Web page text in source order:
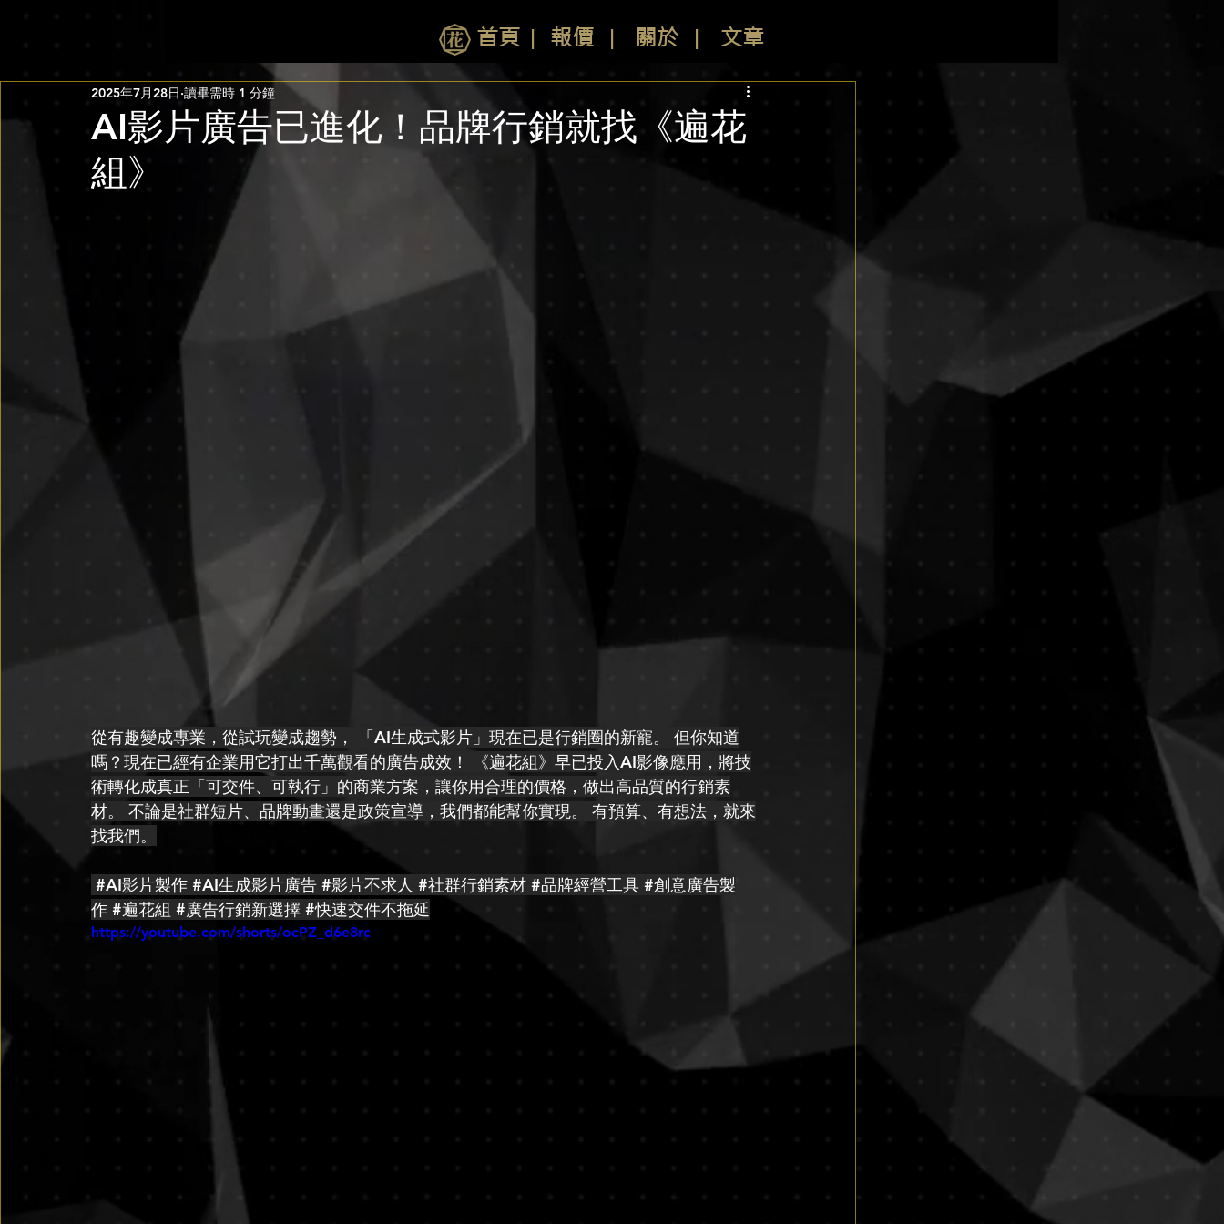
首頁 ∣ 報價 ∣ 關於 ∣ 文章
AI影片廣告已進化！品牌行銷就找《遍花
組》
2025年7月28日 讀畢需時 1 分鐘
從有趣變成專業，從試玩變成趨勢， 「AI生成式影片」現在已是行銷圈的新寵。 但你知道
嗎？現在已經有企業用它打出千萬觀看的廣告成效！ 《遍花組》早已投入AI影像應用，將技
術轉化成真正「可交件、可執行」的商業方案，讓你用合理的價格，做出高品質的行銷素
材。 不論是社群短片、品牌動畫還是政策宣導，我們都能幫你實現。 有預算、有想法，就來
找我們。
#AI影片製作 #AI生成影片廣告 #影片不求人 #社群行銷素材 #品牌經營工具 #創意廣告製
作 #遍花組 #廣告行銷新選擇 #快速交件不拖延
https://youtube.com/shorts/ocPZ_d6e8rc